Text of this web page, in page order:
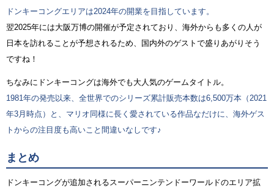
ドンキーコングエリアは2024年の開業を目指しています。
翌2025年には大阪万博の開催が予定されており、海外からも多くの人が
日本を訪れることが予想されるため、国内外のゲストで盛りあがりそう
ですね！
ちなみにドンキーコングは海外でも大人気のゲームタイトル。
1981年の発売以来、全世界でのシリーズ累計販売本数は6,500万本（2021
年3月時点）と、マリオ同様に長く愛されている作品なだけに、海外ゲス
トからの注目度も高いこと間違いなしです♪
まとめ
ドンキーコングが追加されるスーパーニンテンドーワールドのエリア拡